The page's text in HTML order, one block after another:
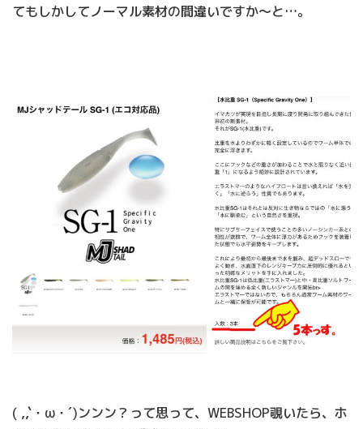
てもしかしてノーマル素材の間違いですか～と…。
( ,,`・ω・´)ンンン？って思って、WEBSHOP覗いたら、ホ